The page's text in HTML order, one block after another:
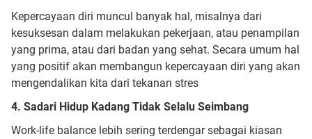
Kepercayaan diri muncul banyak hal, misalnya dari
kesuksesan dalam melakukan pekerjaan, atau penampilan
yang prima, atau dari badan yang sehat. Secara umum hal
yang positif akan membangun kepercayaan diri yang akan
mengendalikan kita dari tekanan stres
4. Sadari Hidup Kadang Tidak Selalu Seimbang
Work-life balance lebih sering terdengar sebagai kiasan